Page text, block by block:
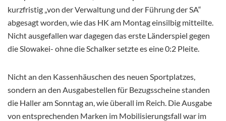
kurzfristig „von der Verwaltung und der Führung der SA“
abgesagt worden, wie das HK am Montag einsilbig mitteilte.
Nicht ausgefallen war dagegen das erste Länderspiel gegen
die Slowakei- ohne die Schalker setzte es eine 0:2 Pleite.
Nicht an den Kassenhäuschen des neuen Sportplatzes,
sondern an den Ausgabestellen für Bezugsscheine standen
die Haller am Sonntag an, wie überall im Reich. Die Ausgabe
von entsprechenden Marken im Mobilisierungsfall war im